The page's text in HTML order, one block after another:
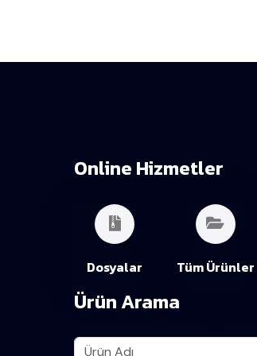
Online Hizmetler
Dosyalar Tüm Ürünler
Ürün Arama